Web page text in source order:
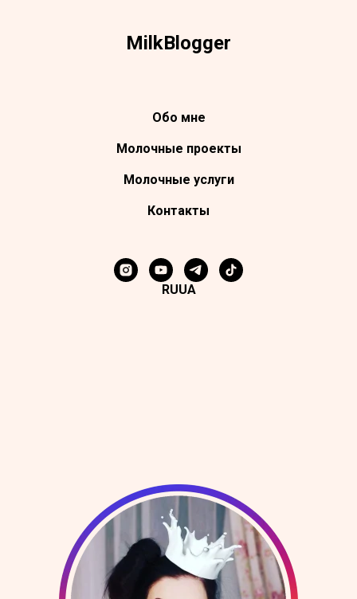
MilkBlogger
Обо мне
Молочные проекты
Молочные услуги
Контакты
RUUA